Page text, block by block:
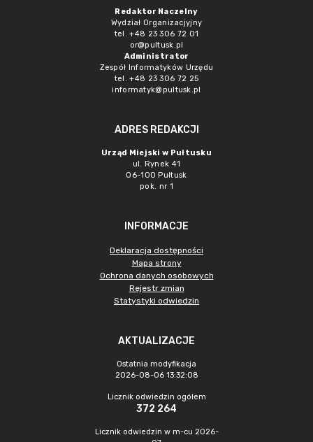
Redaktor Naczelny
Wydział Organizacjyjny
tel. +48 23 306 72 01
or@pultusk.pl
Administrator
Zespół Informatyków Urzędu
tel. +48 23 306 72 25
informatyk@pultusk.pl
ADRES REDAKCJI
Urząd Miejski w Pułtusku
ul. Rynek 41
06-100 Pułtusk
pok. nr 1
INFORMACJE
Deklaracja dostępności
Mapa strony
Ochrona danych osobowych
Rejestr zmian
Statystyki odwiedzin
AKTUALIZACJE
Ostatnia modyfikacja
2026-08-06 13:32:08
Licznik odwiedzin ogółem
372 264
Licznik odwiedzin w m-cu 2026-